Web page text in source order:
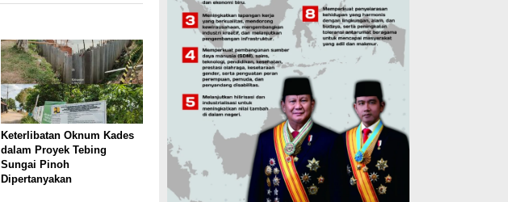
Keterlibatan Oknum Kades
dalam Proyek Tebing
Sungai Pinoh
Dipertanyakan